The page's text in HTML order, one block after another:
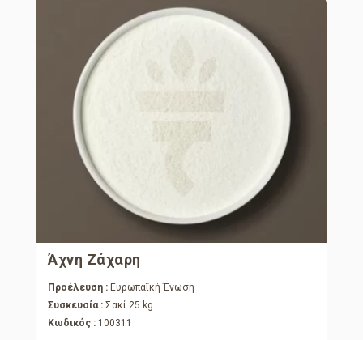
Άχνη Ζάχαρη
Προέλευση : Ευρωπαϊκή Ένωση
Συσκευσία : Σακί 25 kg
Κωδικός : 100311